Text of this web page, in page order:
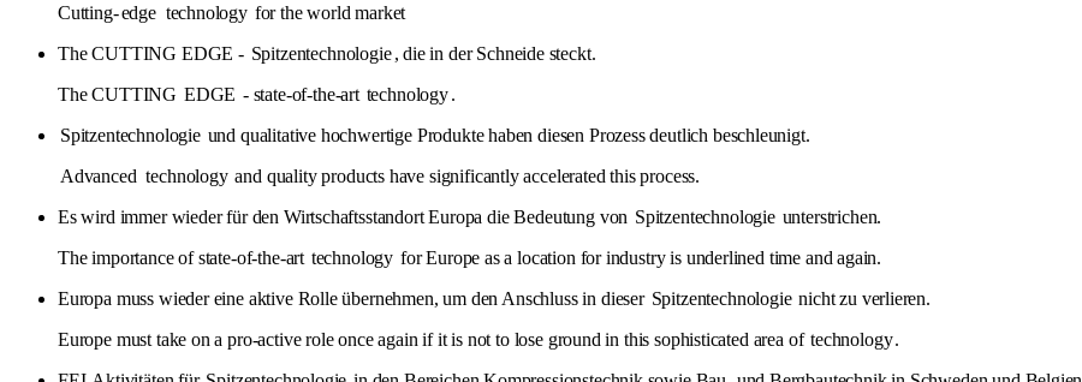
Cutting-edge technology for the world market
The CUTTING EDGE - Spitzentechnologie , die in der Schneide steckt.
The CUTTING EDGE - state-of-the-art technology.
Spitzentechnologie und qualitative hochwertige Produkte haben diesen Prozess deutlich beschleunigt.
Advanced technology and quality products have significantly accelerated this process.
Es wird immer wieder für den Wirtschaftsstandort Europa die Bedeutung von Spitzentechnologie unterstrichen.
The importance of state-of-the-art technology for Europe as a location for industry is underlined time and again.
Europa muss wieder eine aktive Rolle übernehmen, um den Anschluss in dieser Spitzentechnologie nicht zu verlieren.
Europe must take on a pro-active role once again if it is not to lose ground in this sophisticated area of technology.